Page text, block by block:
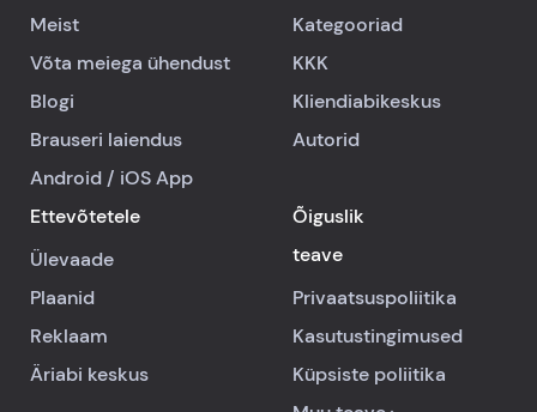
Meist
Võta meiega ühendust
Blogi
Brauseri laiendus
Android / iOSApp
Kategooriad
KKK
Kliendiabikeskus
Autorid
Ettevõtetele
Ülevaade
Plaanid
Reklaam
Äriabi keskus
Õiguslik
teave
Privaatsuspoliitika
Kasutustingimused
Küpsiste poliitika